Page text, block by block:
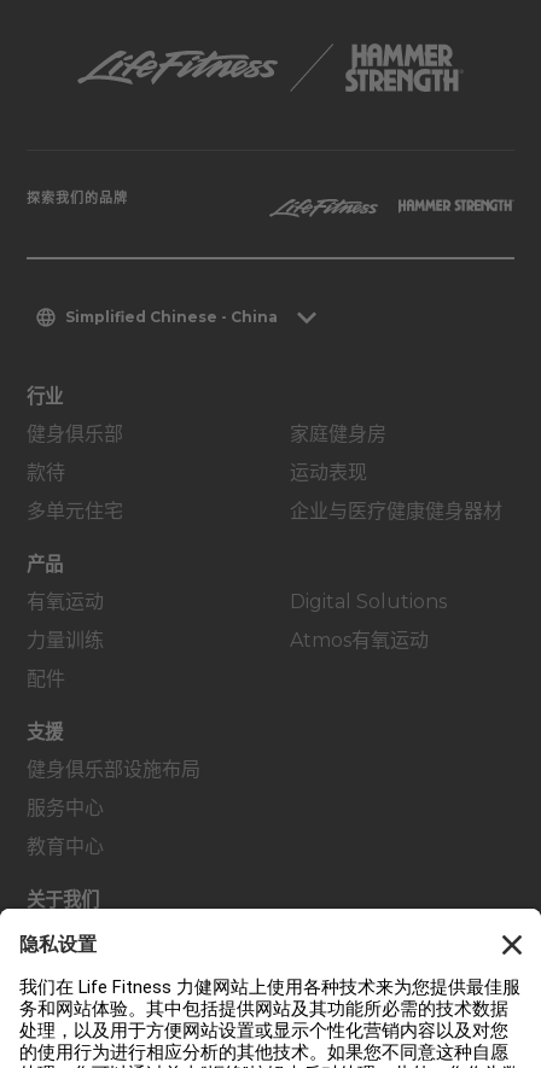
探索我们的品牌
Simplified Chinese - China
行业
健身俱乐部
款待
多单元住宅
家庭健身房
运动表现
企业与医疗健康健身器材
产品
有氧运动
力量训练
配件
Digital Solutions
Atmos有氧运动
支援
健身俱乐部设施布局
服务中心
教育中心
关于我们
查找经销商
查找门店
法规